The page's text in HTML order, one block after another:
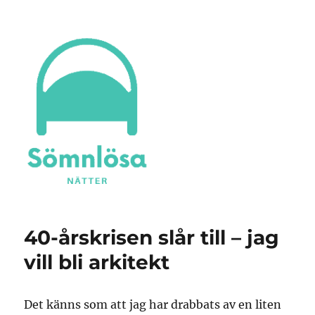
40-årskrisen slår till – jag
vill bli arkitekt
Det känns som att jag har drabbats av en liten